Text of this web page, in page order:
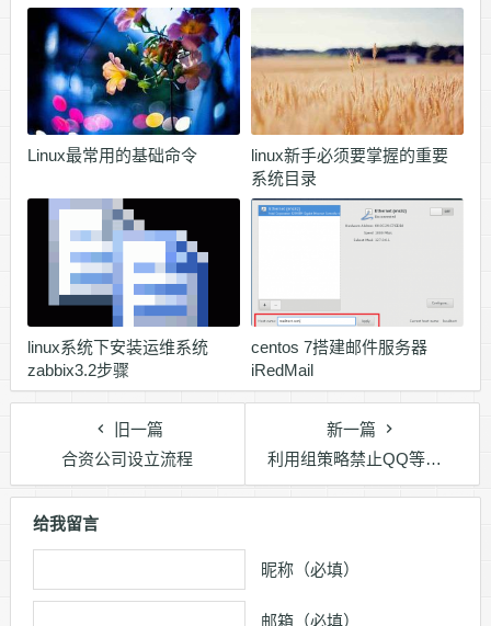
Linux最常用的基础命令
linux新手必须要掌握的重要
系统目录
linux系统下安装运维系统
zabbix3.2步骤
centos 7搭建邮件服务器
iRedMail
旧一篇
合资公司设立流程
新一篇
利用组策略禁止QQ等软件运行的方法
给我留言
昵称（必填）
邮箱（必填）